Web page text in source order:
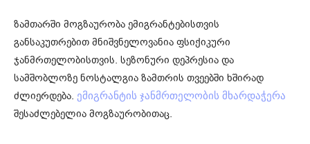
ზამთარში მოგზაურობა ემიგრანტებისთვის
განსაკუთრებით მნიშვნელოვანია ფსიქიკური
ჯანმრთელობისთვის. სეზონური დეპრესია და
სამშობლოზე ნოსტალგია ზამთრის თვეებში ხშირად
ძლიერდება. ემიგრანტის ჯანმრთელობის მხარდაჭერა
შესაძლებელია მოგზაურობითაც.